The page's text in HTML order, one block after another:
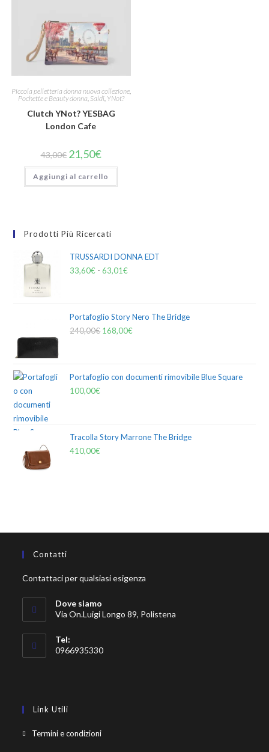
Piccola pelletteria donna nuova collezione,
Pochette e Beauty donna Saldi, YNot?
Clutch YNot? YESBAG
London Cafe
43,00€ 21,50€
Aggiungi al carrello
Prodotti Più Ricercati
TRUSSARDI DONNA EDT
33,60€ - 63,01€
Portafoglio Story Nero The Bridge
240,00€ 168,00€
Portafoglio con documenti rimovibile Blue Square
100,00€
Tracolla Story Marrone The Bridge
410,00€
Contatti
Contattaci per qualsiasi esigenza
Dove siamo
Via On.Luigi Longo 89, Polistena
Tel:
0966935330
Link Utili
Termini e condizioni